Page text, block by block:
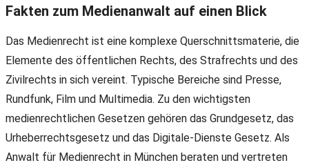
Fakten zum Medienanwalt auf einen Blick
Das Medienrecht ist eine komplexe Querschnittsmaterie, die
Elemente des öffentlichen Rechts, des Strafrechts und des
Zivilrechts in sich vereint. Typische Bereiche sind Presse,
Rundfunk, Film und Multimedia. Zu den wichtigsten
medienrechtlichen Gesetzen gehören das Grundgesetz, das
Urheberrechtsgesetz und das Digitale-Dienste Gesetz. Als
Anwalt für Medienrecht in München beraten und vertreten